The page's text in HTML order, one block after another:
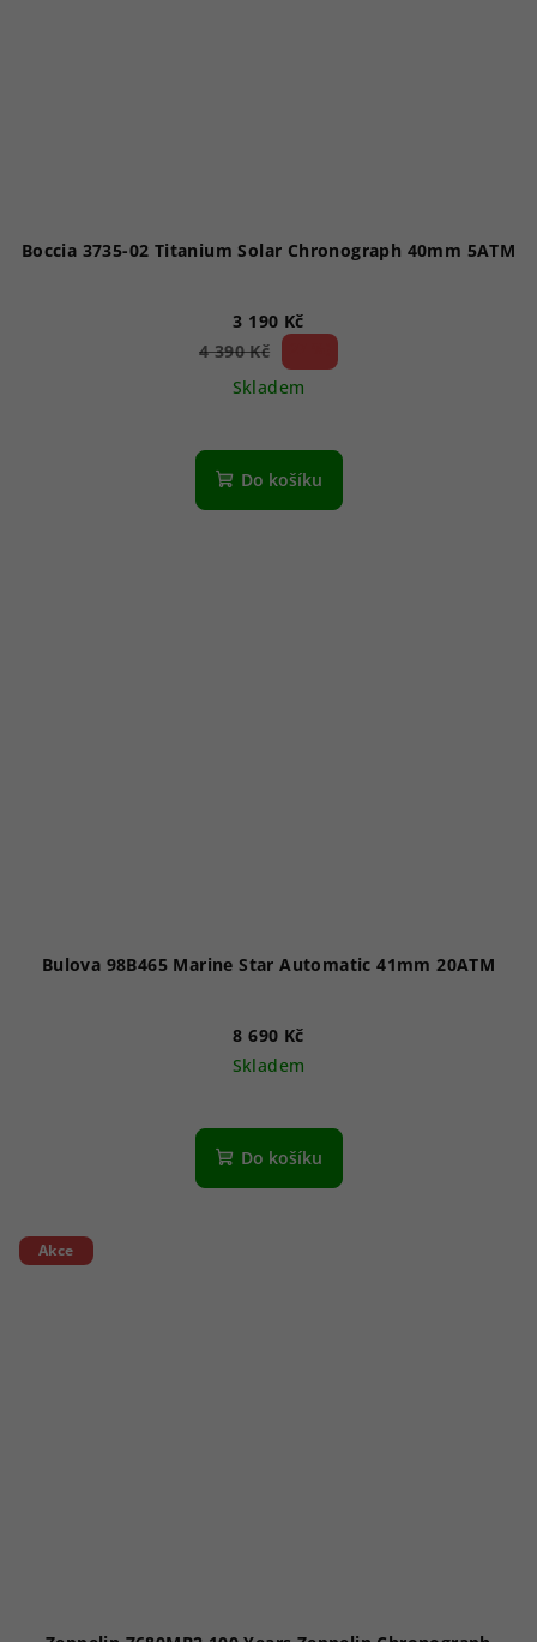
Boccia 3735-02 Titanium Solar Chronograph 40mm 5ATM
3 190 Kč
4 390 Kč
Skladem
Do košíku
Bulova 98B465 Marine Star Automatic 41mm 20ATM
8 690 Kč
Skladem
Do košíku
Akce